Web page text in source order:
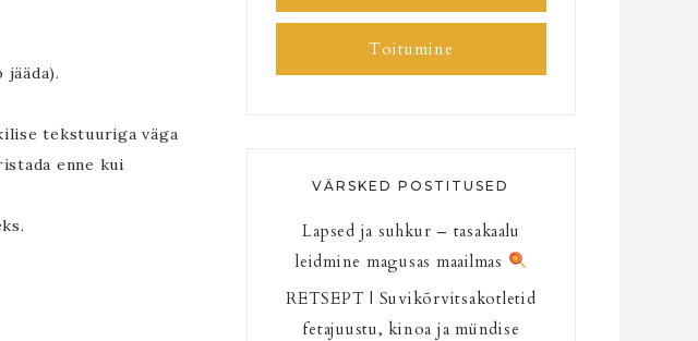
tekstuuriga väga
enne kui
Toitumine
VÄRSKED POSTITUSED
Lapsed ja suhkur – tasakaalu
leidmine magusas maailmas
RETSEPT | Suvikõrvitsakotletid
fetajuustu, kinoa ja mündise